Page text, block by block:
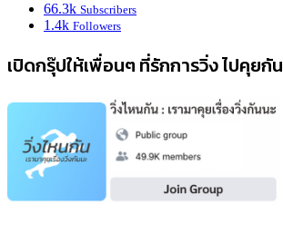
66.3k Subscribers
1.4k Followers
เปิดกรุ๊ปให้เพื่อนๆ ที่รักการวิ่ง ไปคุยกัน